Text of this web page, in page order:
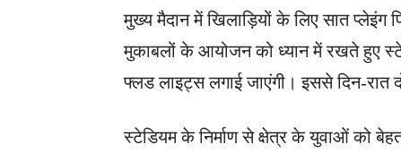
मुख्य मैदान में खिलाड़ियों के लिए सात प्लेइंग
मुकाबलों के आयोजन को ध्यान में रखते हुए
फ्लड लाइट्स लगाई जाएंगी। इससे दिन-
स्टेडियम के निर्माण से क्षेत्र के युवाओं को